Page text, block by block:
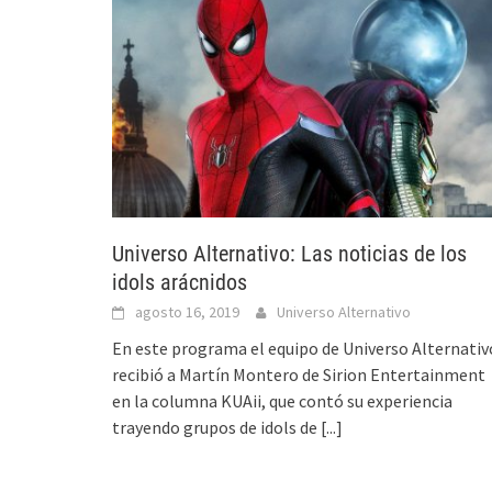
Universo Alternativo: Las noticias de los
idols arácnidos
agosto 16, 2019 Universo Alternativo
En este programa el equipo de Universo
recibió a Martín Montero de Sirion Entertainment
en la columna KUAii, que contó su experiencia
trayendo grupos de idols de [...]